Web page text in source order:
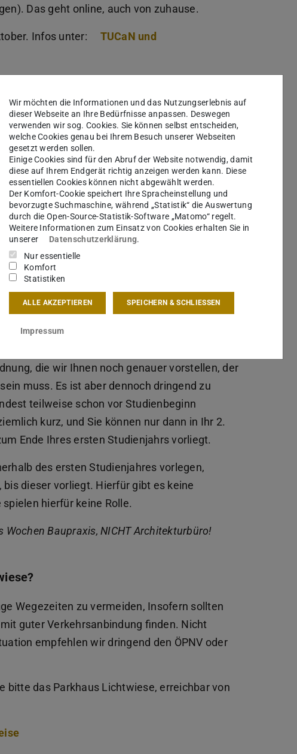
Das geht online, auch von zuhause.
Infos unter:
TUCaN und
ist für den FB Architektur bewusst noch
Lehrveranstaltungen bis Montag, 07.10.24,
genau tun sollen!
des Studienbürosunter „Fachbereich 15
Er beginnt aber erst nach der O-Woche am
Sie sollten sicherstellen, während der
von 8 bis 18 Uhr an der Uni sein zu können.
muss ich das vorher nachweisen?
nach Studienbeginn vorlegen. Bitte
die wir Ihnen noch genauer vorstellen, der
muss. Es ist aber dennoch dringend zu
teilweise schon vor Studienbeginn
kurz, und Sie können nur dann in Ihr 2.
Ende Ihres ersten Studienjahrs vorliegt.
des ersten Studienjahres vorlegen,
dieser vorliegt. Hierfür gibt es keine
hierfür keine Rolle.
Baupraxis, NICHT Architekturbüro!
Wegezeiten zu vermeiden, Insofern sollten
guter Verkehrsanbindung finden. Nicht
empfehlen wir dringend den ÖPNV oder
bitte das Parkhaus Lichtwiese, erreichbar von
Wir möchten die Informationen und das Nutzungserlebnis auf
dieser Webseite an Ihre Bedürfnisse anpassen. Deswegen
verwenden wir sog. Cookies. Sie können selbst entscheiden,
welche Cookies genau bei Ihrem Besuch unserer Webseiten
gesetzt werden sollen.
Einige Cookies sind für den Abruf der Website notwendig, damit
diese auf Ihrem Endgerät richtig anzeigen werden kann. Diese
essentiellen Cookies können nicht abgewählt werden.
Der Komfort-Cookie speichert Ihre Spracheinstellung und
bevorzugte Suchmaschine, während „Statistik“ die Auswertung
durch die Open-Source-Statistik-Software „Matomo“ regelt.
Weitere Informationen zum Einsatz von Cookies erhalten Sie in
unserer
Datenschutzerklärung.
Nur essentielle
Komfort
Statistiken
ALLE AKZEPTIEREN SPEICHERN & SCHLIESSEN
Impressum